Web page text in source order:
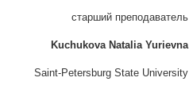
старший преподаватель
Kuchukova Natalia Yurievna
Saint-Petersburg State University